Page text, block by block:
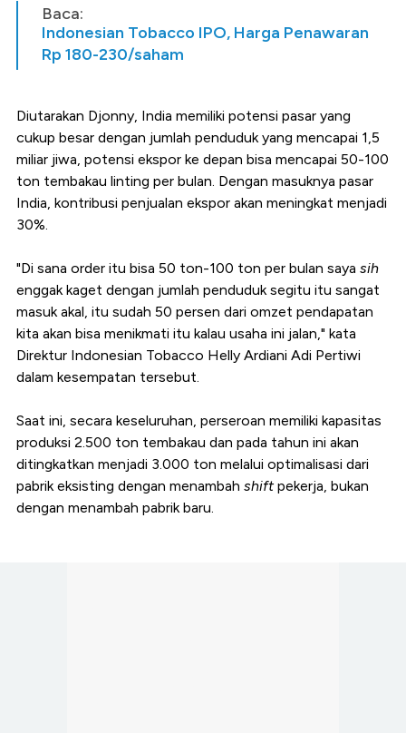
Baca:
Indonesian Tobacco IPO, Harga Penawaran
Rp 180-230/saham
Diutarakan Djonny, India memiliki potensi pasar yang
cukup besar dengan jumlah penduduk yang mencapai 1,5
miliar jiwa, potensi ekspor ke depan bisa mencapai 50-100
ton tembakau linting per bulan. Dengan masuknya pasar
India, kontribusi penjualan ekspor akan meningkat menjadi
30%.
"Di sana order itu bisa 50 ton-100 ton per bulan saya sih
enggak kaget dengan jumlah penduduk segitu itu sangat
masuk akal, itu sudah 50 persen dari omzet pendapatan
kita akan bisa menikmati itu kalau usaha ini jalan," kata
Direktur Indonesian Tobacco Helly Ardiani Adi Pertiwi
dalam kesempatan tersebut.
Saat ini, secara keseluruhan, perseroan memiliki kapasitas
produksi 2.500 ton tembakau dan pada tahun ini akan
ditingkatkan menjadi 3.000 ton melalui optimalisasi dari
pabrik eksisting dengan menambah shiftpekerja, bukan
dengan menambah pabrik baru.